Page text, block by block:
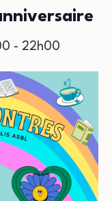
- 22h00